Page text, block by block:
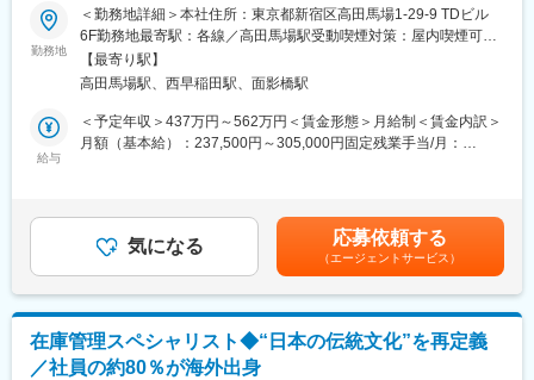
■業務内容：
カーサービス事業部にて、法人向け送迎サービスのエリア運営を
担当します。
日々の安全な運行を支えながら、ドライバー体制の整備やサービ
ス品質の向上、新しい送迎サービスの定着を進めるポジションで
す。
決まったやり方に沿うだけでなく、状況に応じて考え、改善して
ンのお任せも可能です。
■具体的には：
トラブル対応、クライアントとの調整
・採用業務（約2割）
勤務地
＜勤務地詳細＞本社住所：東京都新宿区高田馬場1-29-9 TDビル
6F勤務地最寄駅：各線／高田馬場駅受動喫煙対策：屋内喫煙可能
場所あり変更の範囲：会社の定める事業所
【最寄り駅】
高田馬場駅、西早稲田駅、面影橋駅
給与
＜予定年収＞437万円～562万円＜賃金形態＞月給制＜賃金内訳＞
月額（基本給）：237,500円～305,000円固定残業手当/月：
詳細は経験、能力を考慮の上決定します。賃金はあくまでも目安
の金額であり、選考を通じて上下する可能性があります。月給(月
額)は固定手当を含めた表記です。
気になる 応募依頼する
（エージェントサービス）
在庫管理スペシャリスト◆“日本の伝統文化”を再定義
／社員の約80％が海外出身